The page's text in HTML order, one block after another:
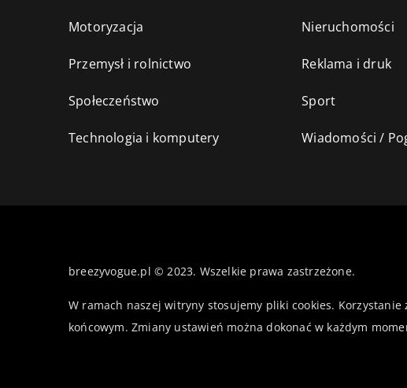
Motoryzacja Nieruchomości
Przemysł i rolnictwo Reklama i druk
Społeczeństwo Sport
Technologia i komputery Wiadomości /
breezyvogue.pl © 2023. Wszelkie prawa zastrzeżone.
W ramach naszej witryny stosujemy pliki cookies.
końcowym. Zmiany ustawień można dokonać w każdym